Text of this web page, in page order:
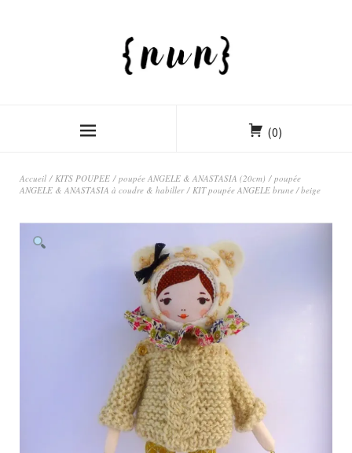
(0)
Accueil / KITS POUPEE / poupée ANGELE & ANASTASIA (20cm) / poupée
ANGELE & ANASTASIA à coudre & habiller/ KIT poupée ANGELE brune / beige